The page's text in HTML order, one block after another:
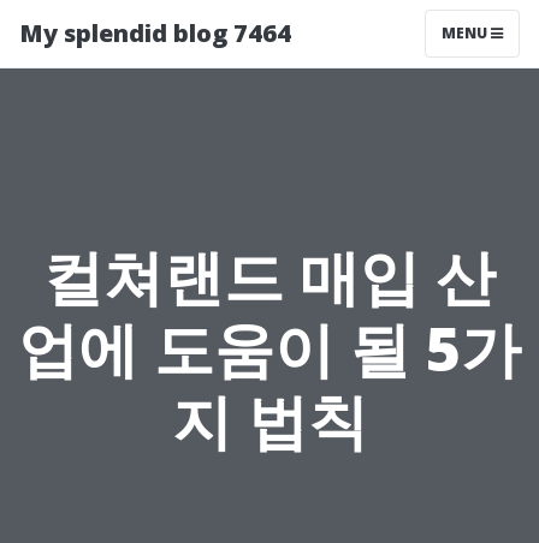
My splendid blog 7464 MENU
컬쳐랜드 매입 산
업에 도움이 될 5가
지 법칙